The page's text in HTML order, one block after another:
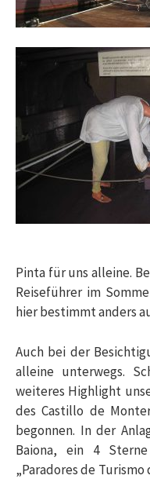
Pinta für uns alleine.
Reiseführer im
hier bestimmt anders
Auch bei der
alleine unterwegs.
weiteres Highlight
des Castillo de
begonnen. In der
Baiona, ein 4
„Paradores de Turismo